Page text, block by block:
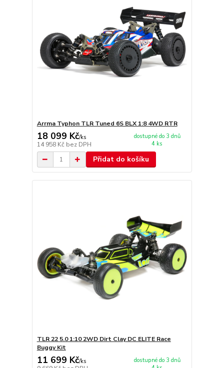
Arrma Typhon TLR Tuned 6S BLX 1:8 4WD RTR
18 099 Kč/ks
14 958 Kč bez DPH
dostupné do 3 dnů
4 ks
Přidat do košíku
TLR 22 5.0 1:10 2WD Dirt Clay DC ELITE Race
Buggy Kit
11 699 Kč/ks
dostupné do 3 dnů